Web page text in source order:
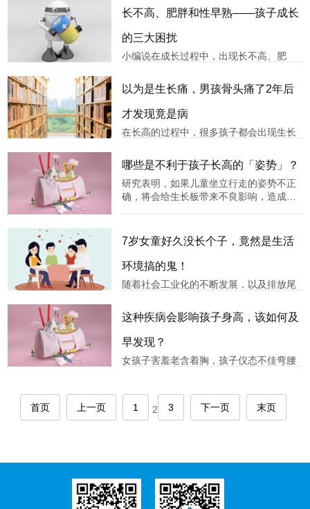
得太早，会凋零得早，孩子发育得早，也
会产生一系列生理、心理及社会问题。调
查研究显示，近年来人类的性发育年龄越
来越提前，性早熟已经成为一个不容忽视
的问题。正常情况下，女孩的青春发育顺
长不高、肥胖和性早熟——孩子成长
的三大困扰
小编说在成长过程中，出现长不高、肥
握一些孩子生长发育的规律，细心观察并
及早发现孩子生长发育过程有无异常。如
果发现，要及时到正规医院专科门诊寻求
帮助，避免错失最佳治疗机会。01肥胖儿
童减重要趁早孩子长得胖嘟嘟的，看上
以为是生长痛，男孩骨头痛了2年后
才发现竟是病
在长高的过程中，很多孩子都会出现生长
是生长痛。有个男孩童童2年前开始出现膝
盖痛，家人以为他是生长痛，前段时间却
发现竟然是这种疾病。
哪些是不利于孩子长高的​「姿势」？
研究表明，如果儿童坐立行走的姿势不正
确，将会给生长板带来不良影响，造成骨
传因素外，造成这一现象的原因主要是由
于孩子长期的不良坐姿导致。孩子一旦出
现脊柱侧弯，就不利于身体长高，会
7岁女童好久没长个子，竟然是生活
环境搞的鬼！
随着社会工业化的不断发展，以及排放尾
严重。一些城市雾霾现象爆发频繁，还有
一些城市的上空一直都是灰蒙蒙的，可想
而知环境污染程度有多严重。在我们认知
中，遗传和营养是影响孩子身高主要因
素，当然还有睡眠、运动等。但研究发现
这种疾病会影响孩子身高，该如何及
早发现？
女孩子害羞老含着胸，孩子仪态不佳弯腰
——姿势性脊柱侧弯，必须及早采取专业
首页 上一页 1 2 3 下一页 末页